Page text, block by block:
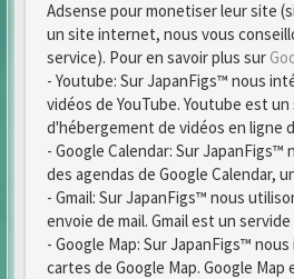
Adsense pour monetiser leur site
un site internet, nous vous
service). Pour en savoir plus sur
- Youtube: Sur JapanFigs™ nous
vidéos de YouTube. Youtube est un
d'hébergement de vidéos en ligne
- Google Calendar: Sur
des agendas de Google Calendar,
- Gmail: Sur JapanFigs™ nous
envoie de mail. Gmail est un servide
- Google Map: Sur JapanFigs™
cartes de Google Map. Google Map